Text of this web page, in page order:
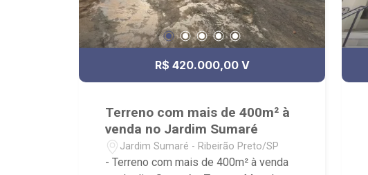
R$ 420.000,00 V
Terreno com mais de 400m² à
venda no Jardim Sumaré
Jardim Sumaré - Ribeirão Preto/SP
- Terreno com mais de 400m² à venda